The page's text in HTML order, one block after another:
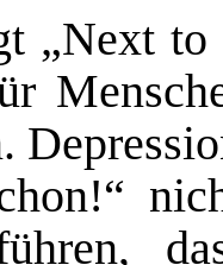
„Next to